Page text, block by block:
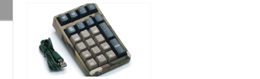
Professional系列」 数字小键盘·茶轴
黑色
颜色： 黑（框体）
特性： Cherry茶轴 + PBT键帽 + 二色